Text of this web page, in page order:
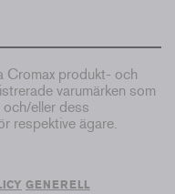
Cromax produkt- och
varumärken som
eller dess
respektive ägare.
GENERELL